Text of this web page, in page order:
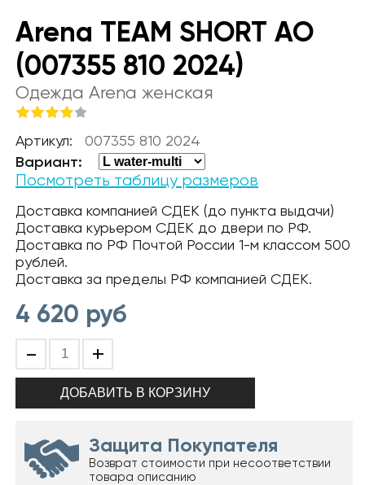
Arena TEAM SHORT AO
(007355 810 2024)
Одежда Arena женская
Артикул: 007355 810 2024
Вариант:
Посмотреть таблицу размеров
Доставка компанией СДЕК (до пункта выдачи)
Доставка курьером СДЕК до двери по РФ.
Доставка по РФ Почтой России 1-м классом 500
рублей.
Доставка за пределы РФ компанией СДЕК.
4 620 руб
- +
Защита Покупателя
Возврат стоимости при несоответствии
товара описанию